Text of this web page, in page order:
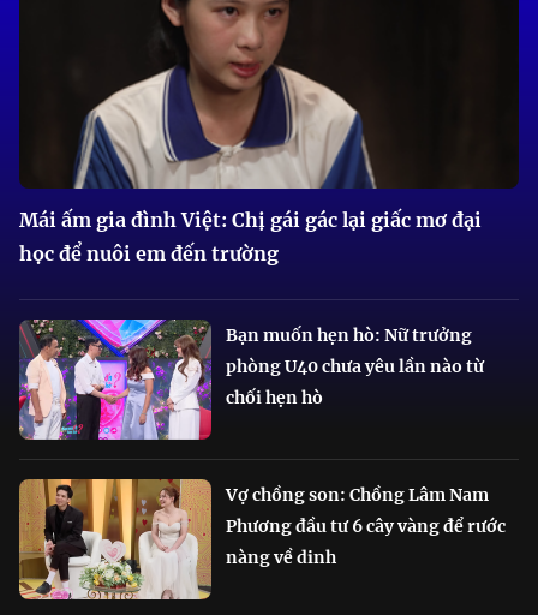
Mái ấm gia đình Việt: Chị gái gác lại giấc mơ đại
học để nuôi em đến trường
Bạn muốn hẹn hò: Nữ trưởng
phòng U40 chưa yêu lần nào từ
chối hẹn hò
Vợ chồng son: Chồng Lâm Nam
Phương đầu tư 6 cây vàng để rước
nàng về dinh